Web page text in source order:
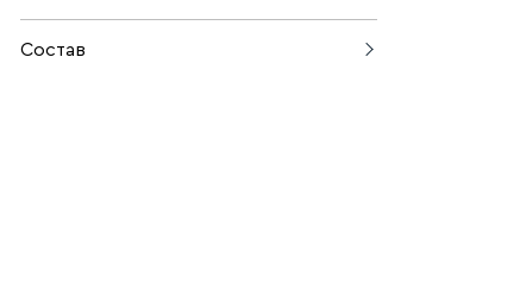
Изящный облегающий лонгслив от
Состав